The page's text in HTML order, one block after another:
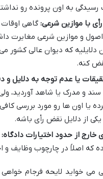
به اون پرونده رو
با موازین شرعی: گاهی
و موازین شرعی مغایرت
دلایلیه که دیوان عالی کشور
کنه.
یا عدم توجه به دلایل و
و مدرک یا شاهد آوردید،
یا اون ها رو مورد بررسی
از دلایل نقض رأی باشه.
خارج از حدود اختیارات دادگاه:
که اصلاً در چارچوب وظایف و
خواید لایحه فرجام خواهی